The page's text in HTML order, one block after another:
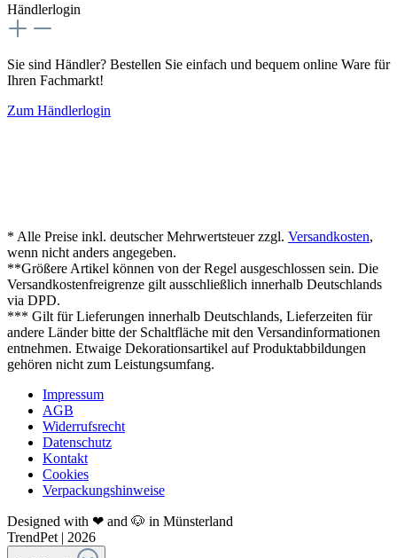
Händlerlogin
Sie sind Händler? Bestellen Sie einfach und bequem online Ware für
Ihren Fachmarkt!
Zum Händlerlogin
* Alle Preise inkl. deutscher Mehrwertsteuer zzgl. Versandkosten,
wenn nicht anders angegeben.
**Größere Artikel können von der Regel ausgeschlossen sein. Die
Versandkostenfreigrenze gilt ausschließlich innerhalb Deutschlands
via DPD.
*** Gilt für Lieferungen innerhalb Deutschlands, Lieferzeiten für
andere Länder bitte der Schaltfläche mit den Versandinformationen
entnehmen. Etwaige Dekorationsartikel auf Produktabbildungen
gehören nicht zum Leistungsumfang.
Impressum
AGB
Widerrufsrecht
Datenschutz
Kontakt
Cookies
Verpackungshinweise
Designed with ❤ and 🐶 in Münsterland
TrendPet | 2026